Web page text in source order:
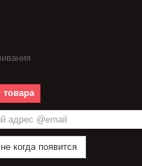
товара
когда появится